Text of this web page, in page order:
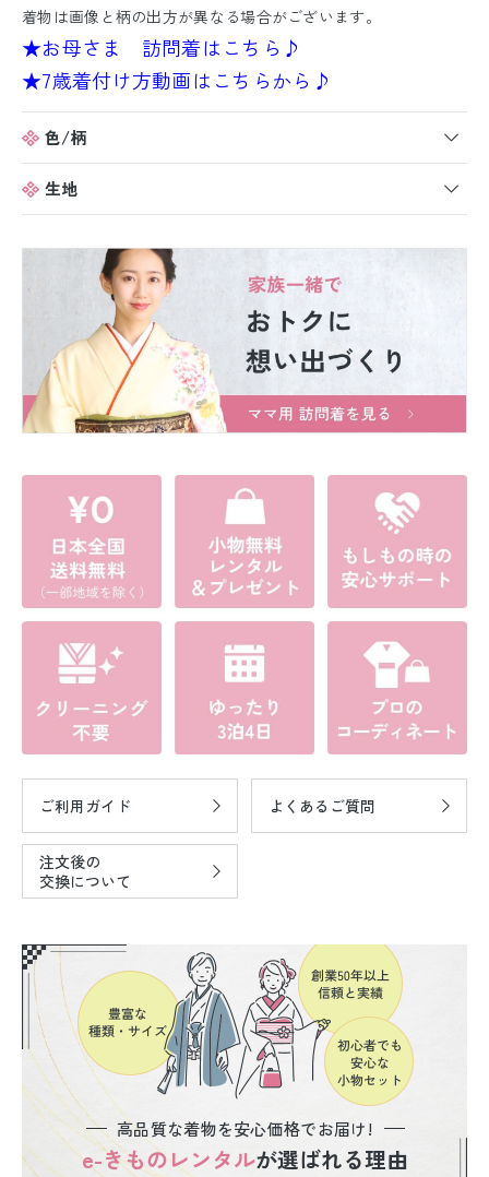
着物は画像と柄の出方が異なる場合がございます。
★お母さま 訪問着はこちら♪
★7歳着付け方動画はこちらから♪
色/柄
生地
ご利用ガイド よくあるご質問
注文後の
交換について
高品質な着物を安心価格でお届け!
e-きものレンタルが選ばれる理由